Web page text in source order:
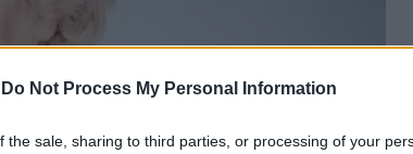
Do Not Process My Personal Information
the sale, sharing to third parties, or processing of your